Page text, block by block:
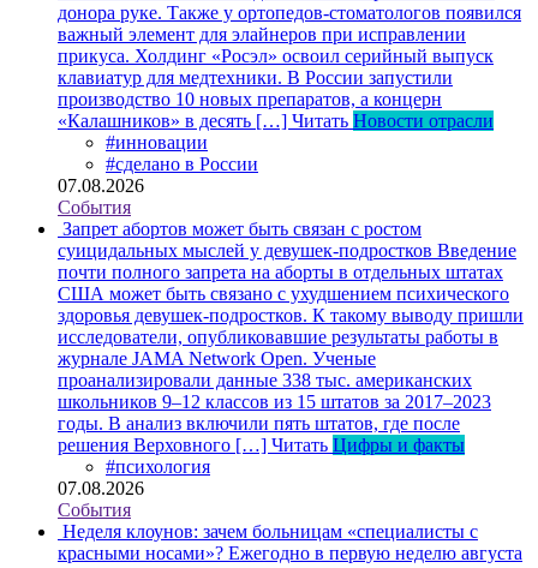
донора руке. Также у ортопедов-стоматологов появился
важный элемент для элайнеров при исправлении
прикуса. Холдинг «Росэл» освоил серийный выпуск
клавиатур для медтехники. В России запустили
производство 10 новых препаратов, а концерн
«Калашников» в десять […] Читать Новости отрасли
#инновации
#сделано в России
07.08.2026
События
Запрет абортов может быть связан с ростом
суицидальных мыслей у девушек-подростков Введение
почти полного запрета на аборты в отдельных штатах
США может быть связано с ухудшением психического
здоровья девушек-подростков. К такому выводу пришли
исследователи, опубликовавшие результаты работы в
журнале JAMA Network Open. Ученые
проанализировали данные 338 тыс. американских
школьников 9–12 классов из 15 штатов за 2017–2023
годы. В анализ включили пять штатов, где после
решения Верховного […] Читать Цифры и факты
#психология
07.08.2026
События
Неделя клоунов: зачем больницам «специалисты с
красными носами»? Ежегодно в первую неделю августа